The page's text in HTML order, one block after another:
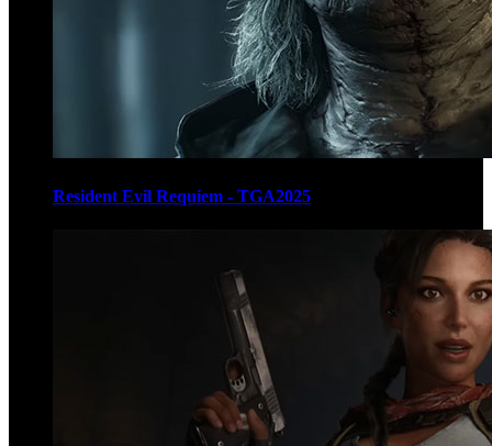
Resident Evil Requiem - TGA2025